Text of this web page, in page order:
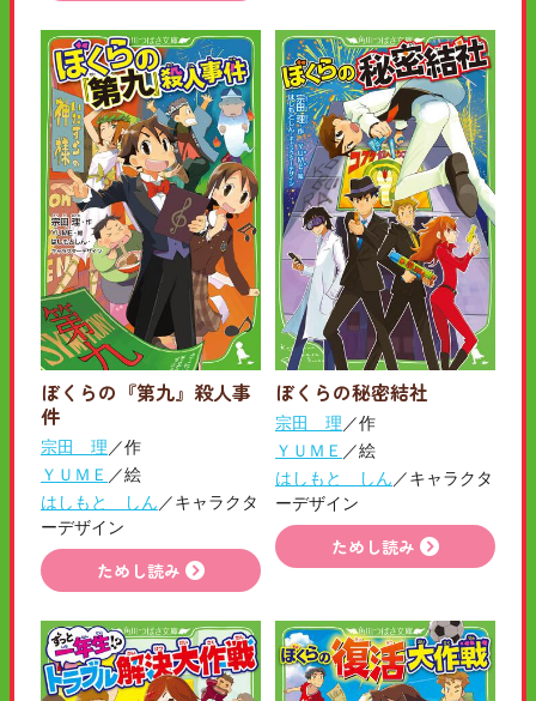
ぼくらの『第九』殺人事
件
宗田 理 ／作
ＹＵＭＥ ／絵
はしもと しん ／キャラクタ
ーデザイン
ためし読み
ぼくらの秘密結社
宗田 理 ／作
ＹＵＭＥ ／絵
はしもと しん ／キャラクタ
ーデザイン
ためし読み